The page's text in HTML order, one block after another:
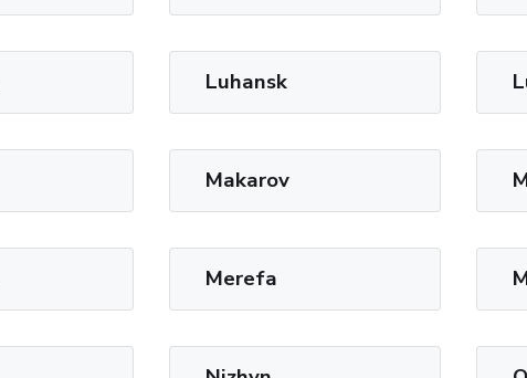
Luhansk
Makarov
Merefa